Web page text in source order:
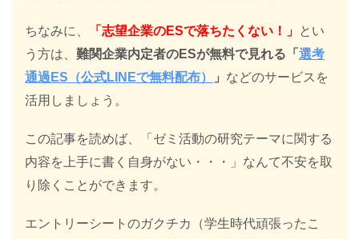
ちなみに、 「志望企業のESで落ちたくない！」 とい
う方は、 難関企業内定者のESが無料で見れる「 選考
通過ES（公式LINEで無料配布）
」 などのサービスを
活用しましょう。
この記事を読めば、「ゼミ活動の研究テーマに関する
内容を上手に書く自身がない・・・」なんて不安を取
り除くことができます。
エントリーシートのガクチカ（学生時代頑張ったこ